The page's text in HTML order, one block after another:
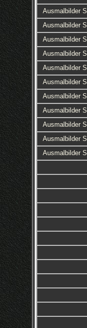
Ausmalbilder
Ausmalbilder
Ausmalbilder
Ausmalbilder
Ausmalbilder
Ausmalbilder
Ausmalbilder
Ausmalbilder
Ausmalbilder
Ausmalbilder
Ausmalbilder